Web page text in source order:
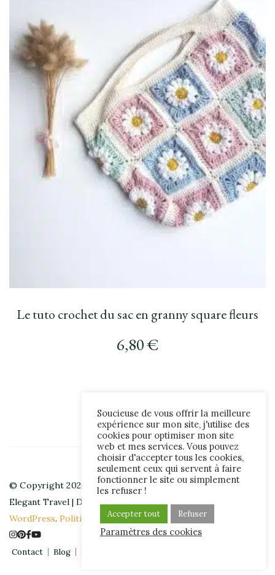
Le tuto crochet du sac en granny square fleurs
6,80€
© Copyright 2026 hibouchoucaillou. All Rights Reserved.
Elegant Travel | Developed ByBlossom Themes. Powered by
WordPress. Politique de confidentialité
Contact Blog
Soucieuse de vous offrir la meilleure
expérience sur mon site, j'utilise des
cookies pour optimiser mon site
web et mes services. Vous pouvez
choisir d'accepter tous les cookies,
seulement ceux qui servent à faire
fonctionner le site ou simplement
les refuser !
Accepter tout Refuser
Paramètres des cookies